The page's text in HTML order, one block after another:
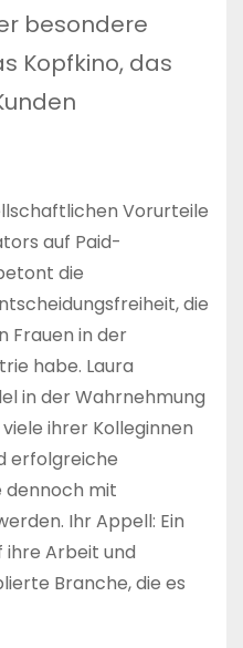
besondere
Kopfkino, das
Vorurteile
auf Paid-
die
die
Frauen in der
habe. Laura
in der Wahrnehmung
ihrer Kolleginnen
erfolgreiche
dennoch mit
Ihr Appell: Ein
Arbeit und
Branche, die es